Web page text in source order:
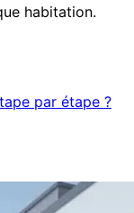
habitation.
par étape ?